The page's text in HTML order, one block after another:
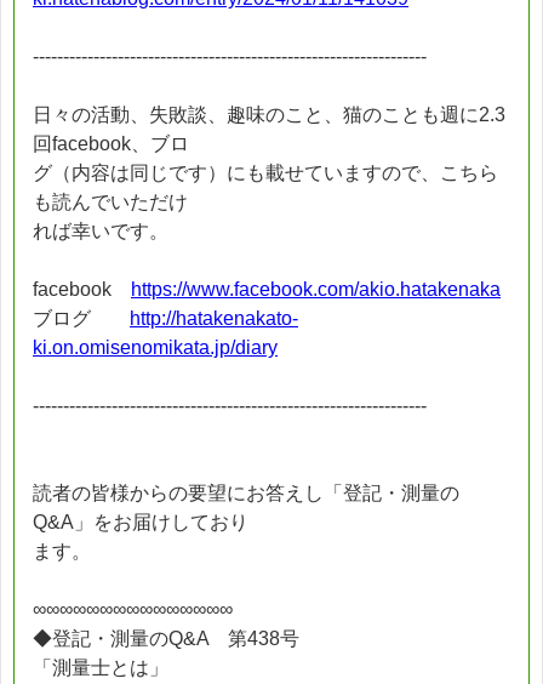
-----------------------------------------------------------------
日々の活動、失敗談、趣味のこと、猫のことも週に2.3
回facebook、ブロ
グ（内容は同じです）にも載せていますので、こちら
も読んでいただけ
れば幸いです。
facebook
https://www.facebook.com/akio.hatakenaka
ブログ
http://hatakenakato-
ki.on.omisenomikata.jp/diary
-----------------------------------------------------------------
読者の皆様からの要望にお答えし「登記・測量の
Q&A」をお届けしており
ます。
∞∞∞∞∞∞∞∞∞∞∞∞∞∞∞
◆登記・測量のQ&A 第438号
「測量士とは」